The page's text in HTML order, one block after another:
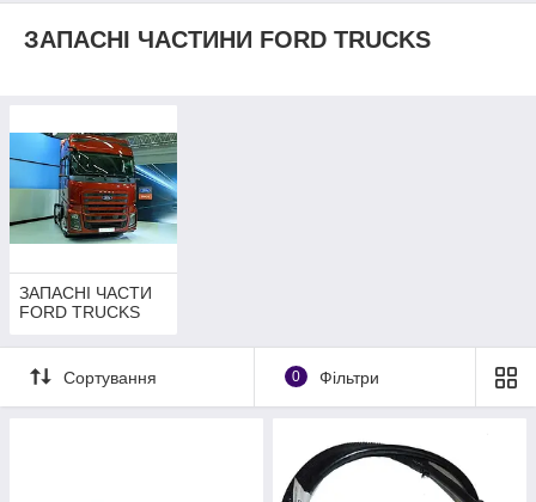
ЗАПАСНІ ЧАСТИНИ FORD TRUCKS
ЗАПАСНІ ЧАСТИ
FORD TRUCKS
Сортування 0 Фільтри